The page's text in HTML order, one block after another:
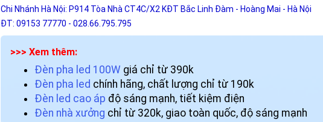
Chi Nhánh Hà Nội: P914 Tòa Nhà CT4C/X2 KĐT Bắc Linh Đàm - Hoàng Mai - Hà Nội
ĐT: 09153 77770 - 028.66.795.795
>>> Xem thêm:
Đèn pha led 100W giá chỉ từ 390k
Đèn pha led chính hãng, chất lượng chỉ từ 190k
Đèn led cao áp độ sáng mạnh, tiết kiệm điện
Đèn nhà xưởng chỉ từ 320k, giao toàn quốc, độ sáng mạnh